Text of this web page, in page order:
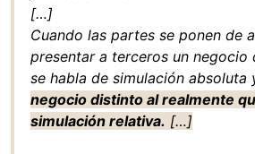
[…]
Cuando las partes se ponen de
presentar a terceros un negocio
se habla de simulación absoluta
negocio distinto al realmente
simulación relativa. […]